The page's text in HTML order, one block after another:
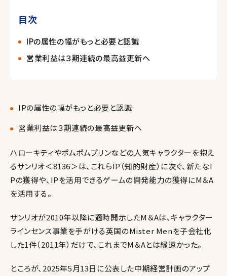
目次
IPの属性の幅がもっと必要と認識
営業利益は３期連続の最高益更新へ
IPの属性の幅がもっと必要と認識
営業利益は３期連続の最高益更新へ
ハローキティやポムポムプリンなどの人気キャラクターを抱え
るサンリオ＜8136＞は、これらIP（知的財産）に次ぐ、新たなI
Pの獲得や、IPを活用できるゲームの開発能力の獲得にM＆A
を活用する。
サンリオが2010年以降に適時開示したM＆Aは、キャラクター
ラインセンス事業を手がける英国のMister Menを子会社化
した1件（2011年）だけで、これまでM＆Aとは縁遠かった。
ところが、2025年5月13日に公表した中期経営計画のアップ